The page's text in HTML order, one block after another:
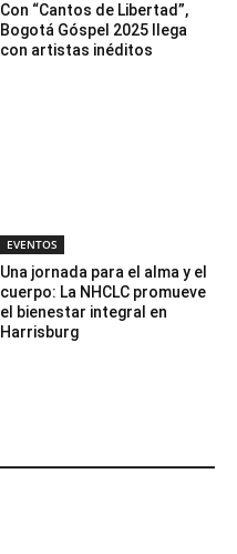
Con “Cantos de Libertad”,
Bogotá Góspel 2025 llega
con artistas inéditos
EVENTOS
Una jornada para el alma y el
cuerpo: La NHCLC promueve
el bienestar integral en
Harrisburg